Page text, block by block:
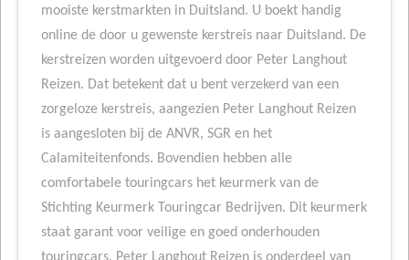
mooiste kerstmarkten in Duitsland. U boekt handig
online de door u gewenste kerstreis naar Duitsland. De
kerstreizen worden uitgevoerd door Peter Langhout
Reizen. Dat betekent dat u bent verzekerd van een
zorgeloze kerstreis, aangezien Peter Langhout Reizen
is aangesloten bij de ANVR, SGR en het
Calamiteitenfonds. Bovendien hebben alle
comfortabele touringcars het keurmerk van de
Stichting Keurmerk Touringcar Bedrijven. Dit keurmerk
staat garant voor veilige en goed onderhouden